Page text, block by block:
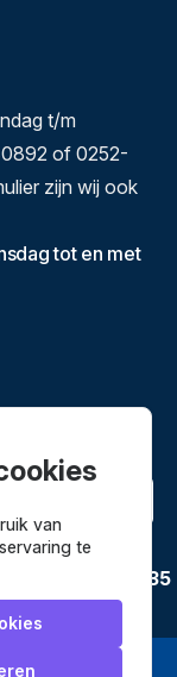
t/m
of 0252-
zijn wij ook
tot en met
bijWebwinkel
3635
van
te